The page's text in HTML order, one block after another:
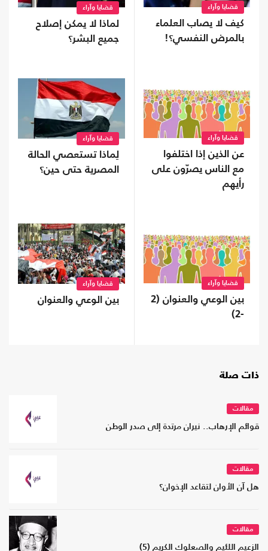
قضايا وآراء
كيف لا يصاب العلماء
بالمرض النفسي؟!
قضايا وآراء
لماذا لا يمكن إصلاح
جميع البشر؟
قضايا وآراء
عن الذين إذا اختلفوا
مع الناس يصرّون على
رأيهم
قضايا وآراء
لِماذا تستعصي الحالة
المصرية حتى حين؟
قضايا وآراء
بين الوعي والعنوان (2
-2)
قضايا وآراء
بين الوعي والعنوان
ذات صلة
مقالات
قوائم الإرهاب.. نيران مرتدة إلى صدر الوطن
مقالات
هل آن الأوان لتقاعد الإخوان؟
مقالات
الزعيم اللئيم والصعلوك الكريم (5)